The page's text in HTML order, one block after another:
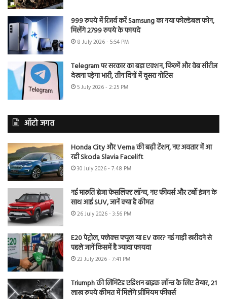
999 रुपये में रिजर्व करें Samsung का नया फोल्डेबल फोन,
मिलेंगे 2799 रुपये के फायदे
8 July 2026 - 5:54 PM
Telegram पर सरकार का बड़ा एक्शन, फिल्में और वेब सीरीज
देखना पड़ेगा भारी, तीन दिनों में दूसरा नोटिस
5 July 2026 - 2:25 PM
ऑटो जगत
Honda City और Verna की बढ़ी टेंशन, नए अवतार में आ
रही Skoda Slavia Facelift
30 July 2026 - 7:48 PM
नई मारुति ब्रेजा फेसलिफ्ट लॉन्च, नए फीचर्स और टर्बो इंजन के
साथ आई SUV, जानें क्या है कीमत
26 July 2026 - 3:56 PM
E20 पेट्रोल, फ्लेक्स फ्यूल या EV कार? नई गाड़ी खरीदने से
पहले जानें किसमें है ज्यादा फायदा
23 July 2026 - 7:41 PM
Triumph की लिमिटेड एडिशन बाइक लॉन्च के लिए तैयार, 21
लाख रुपये कीमत में मिलेंगे प्रीमियम फीचर्स